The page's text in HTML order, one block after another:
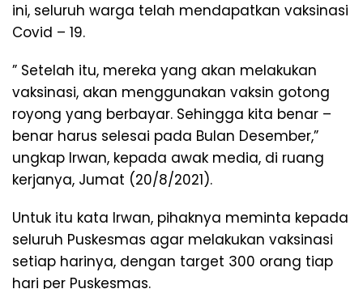
ini, seluruh warga telah mendapatkan vaksinasi
Covid – 19.
” Setelah itu, mereka yang akan melakukan
vaksinasi, akan menggunakan vaksin gotong
royong yang berbayar. Sehingga kita benar –
benar harus selesai pada Bulan Desember,”
ungkap Irwan, kepada awak media, di ruang
kerjanya, Jumat (20/8/2021).
Untuk itu kata Irwan, pihaknya meminta kepada
seluruh Puskesmas agar melakukan vaksinasi
setiap harinya, dengan target 300 orang tiap
hari per Puskesmas.